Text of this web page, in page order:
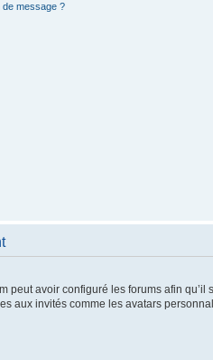
de message ?
peut avoir configuré les forums afin
aux invités comme les avatars